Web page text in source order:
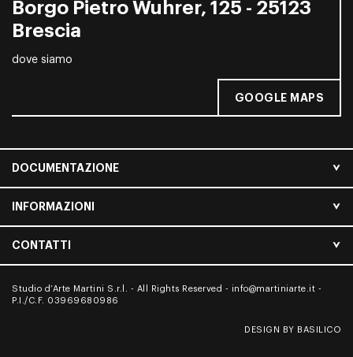
Borgo Pietro Wuhrer, 125 - 25123
Brescia
dove siamo
GOOGLE MAPS
DOCUMENTAZIONE
INFORMAZIONI
CONTATTI
Studio d’Arte Martini S.r.l. - All Rights Reserved - info@martiniarte.it -
P.I./C.F. 03969680986
DESIGN BY BASILICO